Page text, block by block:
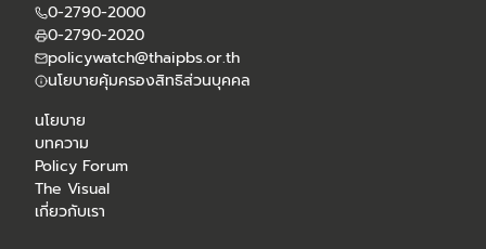
0-2790-2000
0-2790-2020
policywatch@thaipbs.or.th
นโยบายคุ้มครองสิทธิส่วนบุคคล
นโยบาย
บทความ
Policy Forum
The Visual
เกี่ยวกับเรา